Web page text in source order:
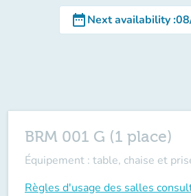
date_rangeNext availability:
BRM 001 G (1 place)
Équipement : table, chaise et
Règles d'usage des salles